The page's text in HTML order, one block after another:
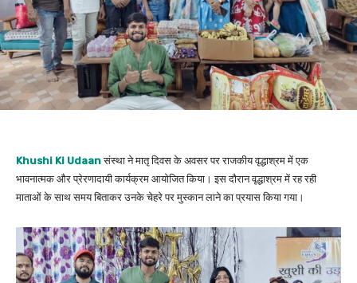
Khushi Ki Udaanसंस्था ने मातृ दिवस के अवसर पर राजकीय वृद्धाश्रम में एक
भावनात्मक और प्रेरणादायी कार्यक्रम आयोजित किया। इस दौरान वृद्धाश्रम में रह रही
माताओं के साथ समय बिताकर उनके चेहरे पर मुस्कान लाने का प्रयास किया गया।